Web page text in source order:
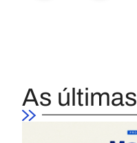
As últimas